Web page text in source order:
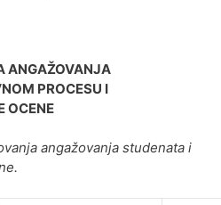
ANGAŽOVANJA
PROCESU I
OCENE
angažovanja studenata i